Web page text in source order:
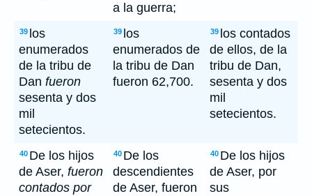
a la guerra;
39 los
enumerados
de la tribu de
Dan fueron
sesenta y dos
mil
setecientos.
39 los
enumerados de
la tribu de Dan
fueron 62,700.
39 los contados
de ellos, de la
tribu de Dan,
sesenta y dos
mil
setecientos.
40 De los hijos
de Aser, fueron
contados por
40 De los
descendientes
de Aser, fueron
40 De los hijos
de Aser, por
sus